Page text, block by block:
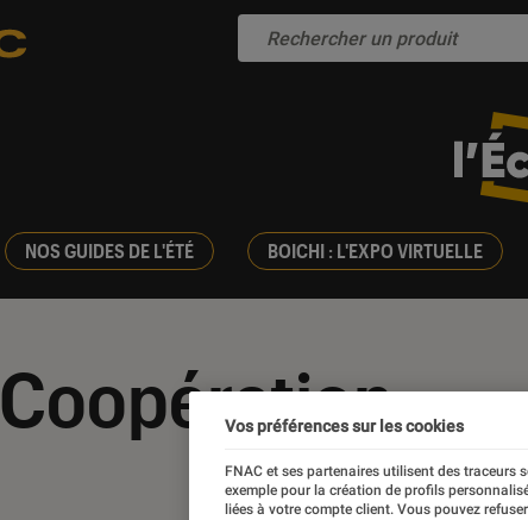
NOS GUIDES DE L'ÉTÉ BOICHI : L'EXPO VIRTUELLE
Coopération
Vos préférences sur les cookies
FNAC et ses partenaires utilisent des
exemple pour la création de profils
liées à votre compte client. Vous pouvez